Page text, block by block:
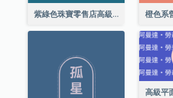
紫綠色珠寶零售店高級總監名片